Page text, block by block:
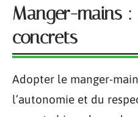
Manger-mains
concrets
Adopter le manger-
l’autonomie et du